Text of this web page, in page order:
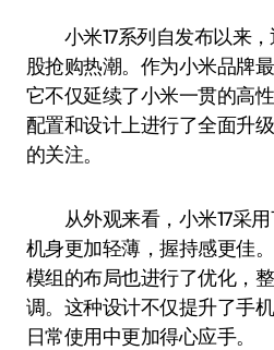
小米17系列自发布以来，迅速在市场中掀起了一
股抢购热潮。作为小米品牌
它不仅延续了小米一贯的高
配置和设计上进行了全面升
的关注。
从外观来看，小米17采用
机身更加轻薄，握持感更佳
模组的布局也进行了优化，
调。这种设计不仅提升了手
日常使用中更加得心应手。